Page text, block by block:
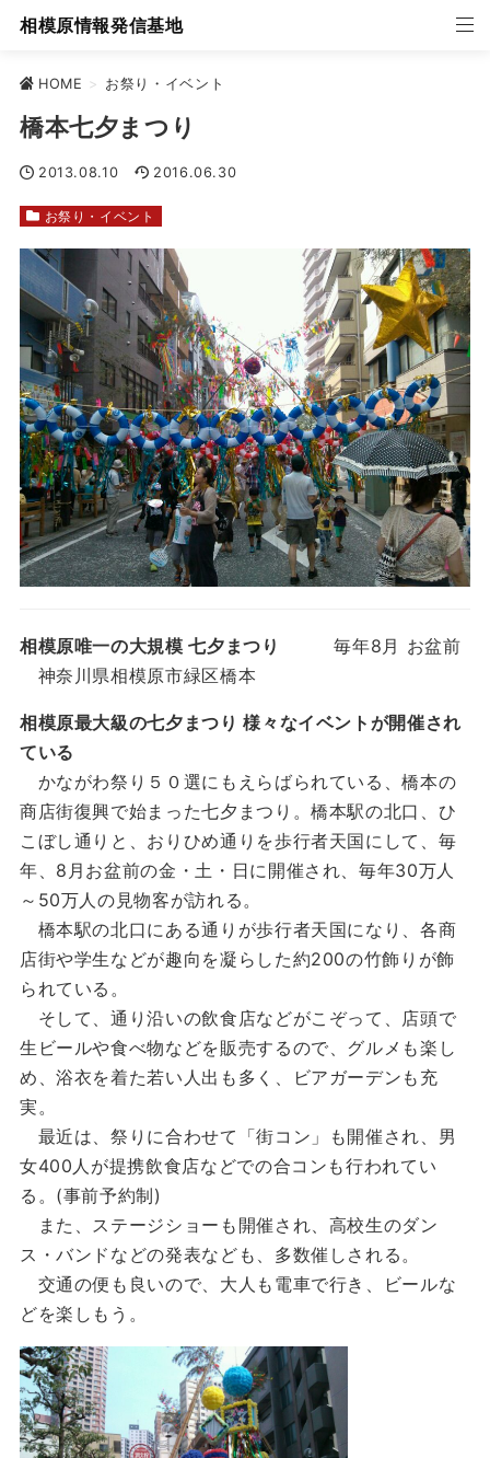
相模原情報発信基地
HOME > お祭り・イベント
橋本七夕まつり
2013.08.10 2016.06.30
お祭り・イベント
相模原唯一の大規模 七夕まつり
毎年8月 お盆前
神奈川県相模原市緑区橋本
相模原最大級の七夕まつり 様々なイベントが開催され
ている
かながわ祭り５０選にもえらばられている、橋本の
商店街復興で始まった七夕まつり。橋本駅の北口、ひ
こぼし通りと、おりひめ通りを歩行者天国にして、毎
年、8月お盆前の金・土・日に開催され、毎年30万人
～50万人の見物客が訪れる。
橋本駅の北口にある通りが歩行者天国になり、各商
店街や学生などが趣向を凝らした約200の竹飾りが飾
られている。
そして、通り沿いの飲食店などがこぞって、店頭で
生ビールや食べ物などを販売するので、グルメも楽し
め、浴衣を着た若い人出も多く、ビアガーデンも充
実。
最近は、祭りに合わせて「街コン」も開催され、男
女400人が提携飲食店などでの合コンも行われてい
る。(事前予約制)
また、ステージショーも開催され、高校生のダン
ス・バンドなどの発表なども、多数催しされる。
交通の便も良いので、大人も電車で行き、ビールな
どを楽しもう。